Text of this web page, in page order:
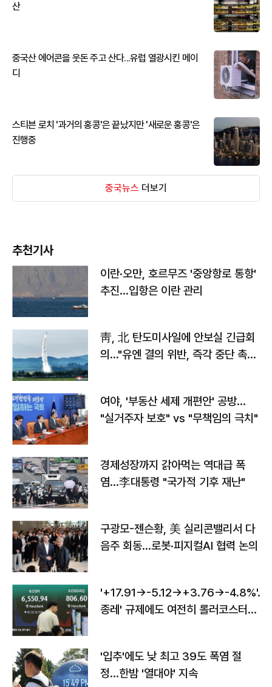
산
중국산 에어콘을 웃돈 주고 산다...유럽 열광시킨 메이
디
스티븐 로치 '과거의 홍콩'은 끝났지만 '새로운 홍콩'은
진행중
중국뉴스 더보기
추천기사
이란·오만, 호르무즈 '중앙항로 통항'
추진…입항은 이란 관리
靑, 北 탄도미사일에 안보실 긴급회
의…"유엔 결의 위반, 즉각 중단 촉
여야, '부동산 세제 개편안' 공방…
"실거주자 보호" vs "무책임의 극치"
경제성장까지 갉아먹는 역대급 폭
염…李대통령 "국가적 기후 재난"
구광모-젠슨황, 美 실리콘밸리서 다
음주 회동…로봇·피지컬AI 협력 논의
'+17.91→-5.12→+3.76→-4.8%'…'
종레' 규제에도 여전히 롤러코스터
'입추'에도 낮 최고 39도 폭염 절
정…한밤 '열대야' 지속